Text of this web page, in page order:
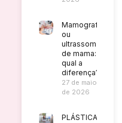
Mamografia
ou
ultrassom
de mama:
qual a
diferença?
27 de maio
de 2026
PLÁSTICA